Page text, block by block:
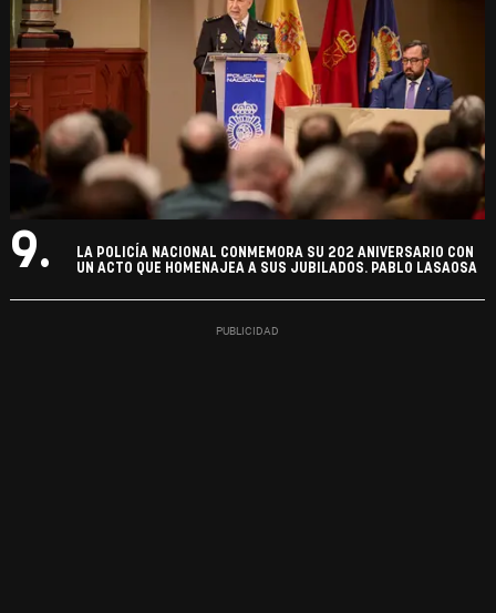
9.
LA POLICÍA NACIONAL CONMEMORA SU 202 ANIVERSARIO CON
UN ACTO QUE HOMENAJEA A SUS JUBILADOS. PABLO LASAOSA